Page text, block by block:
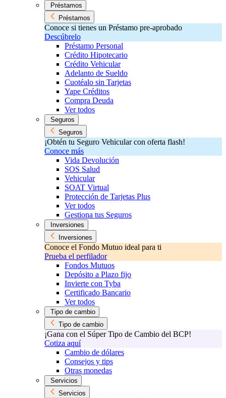
Préstamos
Préstamos
Conoce si tienes un Préstamo pre-aprobado
Descúbrelo
Préstamo Personal
Crédito Hipotecario
Crédito Vehicular
Adelanto de Sueldo
Cuotéalo sin Tarjetas
Yape Créditos
Compra Deuda
Ver todos
Seguros
Seguros
¡Obtén tu Seguro Vehicular con oferta flash!
Conoce más
Vida Devolución
SOS Salud
Vehicular
SOAT Virtual
Protección de Tarjetas Plus
Ver todos
Gestiona tus Seguros
Inversiones
Inversiones
Conoce el Fondo Mutuo ideal para ti
Prueba el perfilador
Fondos Mutuos
Depósito a Plazo fijo
Invierte con Tyba
Certificado Bancario
Ver todos
Tipo de cambio
Tipo de cambio
¡Gana con el Súper Tipo de Cambio del BCP!
Cotiza aquí
Cambio de dólares
Consejos y tips
Otras monedas
Servicios
Servicios